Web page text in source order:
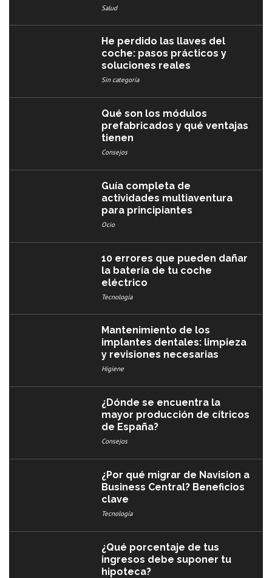
Salud
He perdido las llaves del
coche: pasos prácticos y
soluciones reales
Sin categoría
Qué son los módulos
prefabricados y qué ventajas
tienen
Consejos
Guía completa de
actividades multiaventura
para principiantes
Ocio
10 errores que pueden dañar
la batería de tu coche
eléctrico
Tecnología
Mantenimiento de los
implantes dentales: limpieza
y revisiones necesarias
Higiene
¿Dónde se encuentra la
mayor producción de cítricos
de España?
Consejos
¿Por qué migrar de Navision a
Business Central? Beneficios
clave
Tecnología
¿Qué porcentaje de tus
ingresos debe suponer tu
hipoteca?